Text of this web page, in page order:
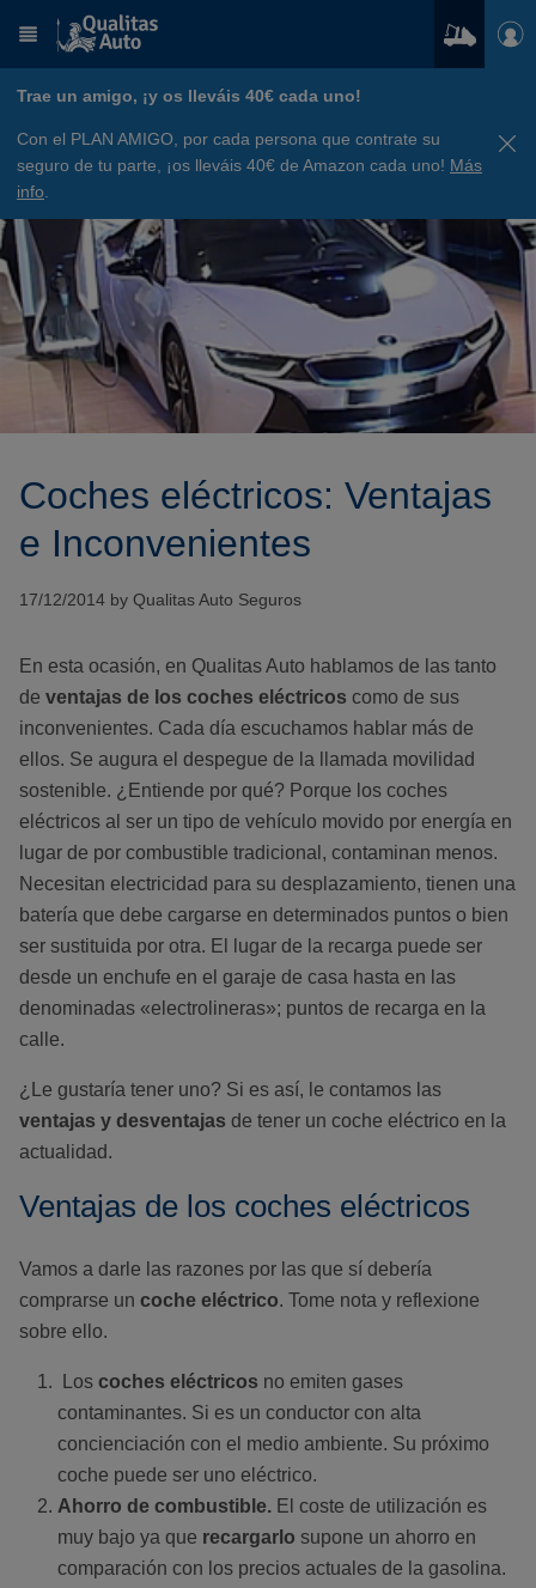
Trae un amigo, ¡y os lleváis 40€ cada uno!
Con el PLAN AMIGO, por cada persona que contrate su
seguro de tu parte, ¡os lleváis 40€ de Amazon cada uno! Más
info
Coches eléctricos: Ventajas
e Inconvenientes
17/12/2014 by Qualitas Auto Seguros
En esta ocasión, en Qualitas Auto hablamos de las tanto
de ventajas de los coches eléctricos como de sus
inconvenientes. Cada día escuchamos hablar más de
ellos. Se augura el despegue de la llamada movilidad
sostenible. ¿Entiende por qué? Porque los coches
eléctricos al ser un tipo de vehículo movido por energía en
lugar de por combustible tradicional, contaminan menos.
Necesitan electricidad para su desplazamiento, tienen una
batería que debe cargarse en determinados puntos o bien
ser sustituida por otra. El lugar de la recarga puede ser
desde un enchufe en el garaje de casa hasta en las
denominadas «electrolineras»; puntos de recarga en la
calle.
¿Le gustaría tener uno? Si es así, le contamos las
ventajas y desventajas de tener un coche eléctrico en la
actualidad.
Ventajas de los coches eléctricos
Vamos a darle las razones por las que sí debería
comprarse un coche eléctrico. Tome nota y reflexione
sobre ello.
Los coches eléctricos no emiten gases
contaminantes. Si es un conductor con alta
concienciación con el medio ambiente. Su próximo
coche puede ser uno eléctrico.
Ahorro de combustible. El coste de utilización es
muy bajo ya que recargarlo supone un ahorro en
comparación con los precios actuales de la gasolina.